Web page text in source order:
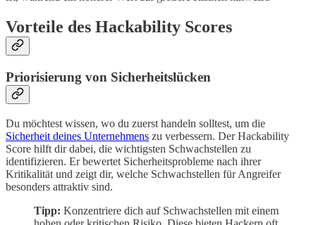
Vorteile des Hackability Scores
Priorisierung von Sicherheitslücken
Du möchtest wissen, wo du zuerst handeln solltest, um die
Sicherheit deines Unternehmens zu verbessern. Der Hackability
Score hilft dir dabei, die wichtigsten Schwachstellen zu
identifizieren. Er bewertet Sicherheitsprobleme nach ihrer
Kritikalität und zeigt dir, welche Schwachstellen für Angreifer
besonders attraktiv sind.
Tipp: Konzentriere dich auf Schwachstellen mit einem